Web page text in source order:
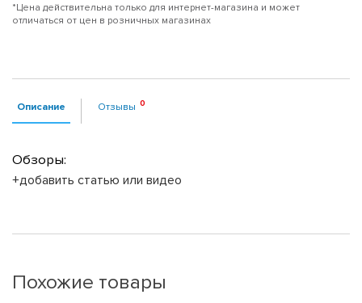
*Цена действительна только для интернет-магазина и может
отличаться от цен в розничных магазинах
Описание Отзывы
Обзоры:
+добавить статью или видео
Похожие товары